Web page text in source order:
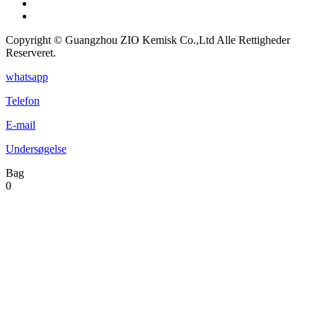
Copyright © Guangzhou ZIO Kemisk Co.,Ltd Alle Rettigheder
Reserveret.
whatsapp
Telefon
E-mail
Undersøgelse
Bag
0